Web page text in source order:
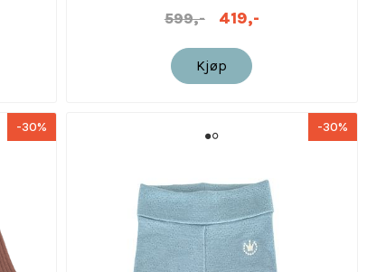
599,- 419,-
Kjøp
-30% -30%